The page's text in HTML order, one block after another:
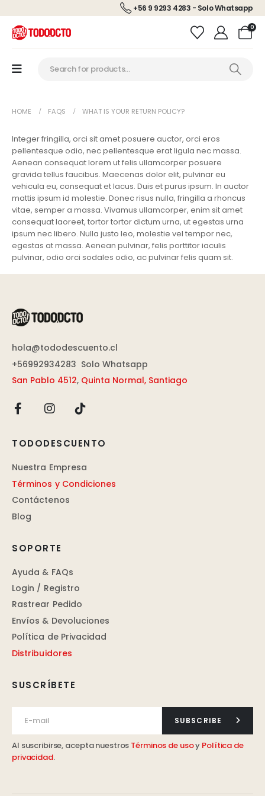
+56 9 9293 4283 - Solo Whatsapp
0
HOME FAQS WHAT IS YOUR RETURN POLICY?
Integer fringilla, orci sit amet posuere auctor, orci eros
pellentesque odio, nec pellentesque erat ligula nec massa.
Aenean consequat lorem ut felis ullamcorper posuere
gravida tellus faucibus. Maecenas dolor elit, pulvinar eu
vehicula eu, consequat et lacus. Duis et purus ipsum. In auctor
mattis ipsum id molestie. Donec risus nulla, fringilla a rhoncus
vitae, semper a massa. Vivamus ullamcorper, enim sit amet
consequat laoreet, tortor tortor dictum urna, ut egestas urna
ipsum nec libero. Nulla justo leo, molestie vel tempor nec,
egestas at massa. Aenean pulvinar, felis porttitor iaculis
pulvinar, odio orci sodales odio, ac pulvinar felis quam sit.
hola@tododescuento.cl
+56992934283 Solo Whatsapp
San Pablo 4512, Quinta Normal, Santiago
SUSCRÍBETE
SUBSCRIBE
Al suscribirse, acepta nuestros Términos de usoy Política de
privacidad.
TODODESCUENTO
Nuestra Empresa
Términos y Condiciones
Contáctenos
Blog
SOPORTE
Ayuda & FAQs
Login / Registro
Rastrear Pedido
Envíos & Devoluciones
Política de Privacidad
Distribuidores